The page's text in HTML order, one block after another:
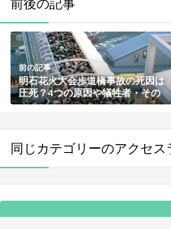
前の記事
明石花火大会歩道橋事故の死因は
圧死？4つの原因や犠牲者・その
後と現在まで総まとめ
同じカテゴリーのアクセス